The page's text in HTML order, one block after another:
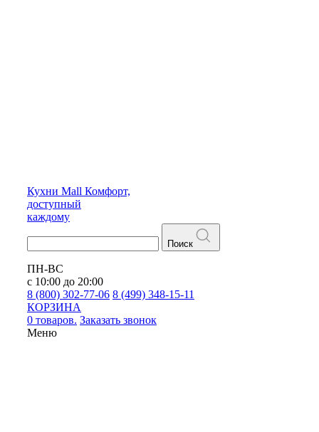
Кухни Mall Комфорт,
доступный
каждому
Поиск
ПН-ВС
с 10:00 до 20:00
8 (800) 302-77-06 8 (499) 348-15-11
КОРЗИНА
0 товаров. Заказать звонок
Меню